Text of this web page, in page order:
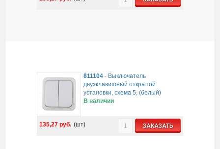
811104- Выключатель
двухклавишный открытой
установки, схема 5, (белый)
В наличии
135,27 руб. (шт) ЗАКАЗАТЬ